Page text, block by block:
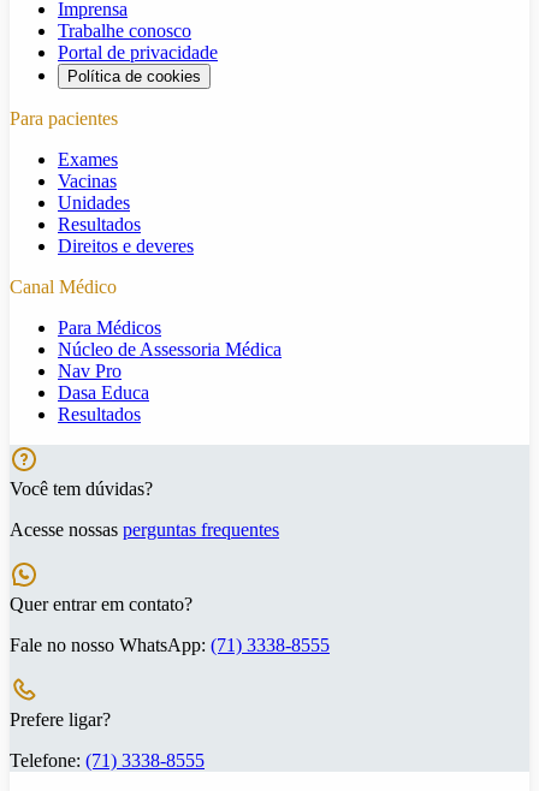
Imprensa
Trabalhe conosco
Portal de privacidade
Política de cookies
Para pacientes
Exames
Vacinas
Unidades
Resultados
Direitos e deveres
Canal Médico
Para Médicos
Núcleo de Assessoria Médica
Nav Pro
Dasa Educa
Resultados
Você tem dúvidas?
Acesse nossas perguntas frequentes
Quer entrar em contato?
Fale no nosso WhatsApp: (71) 3338-8555
Prefere ligar?
Telefone: (71) 3338-8555